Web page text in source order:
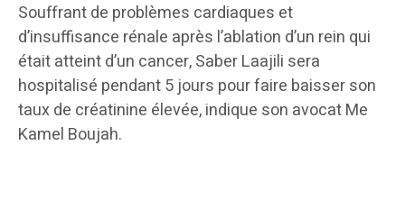
Souffrant de problèmes cardiaques et
d’insuffisance rénale après l’ablation d’un rein qui
était atteint d’un cancer, Saber Laajili sera
hospitalisé pendant 5 jours pour faire baisser son
taux de créatinine élevée, indique son avocat Me
Kamel Boujah.